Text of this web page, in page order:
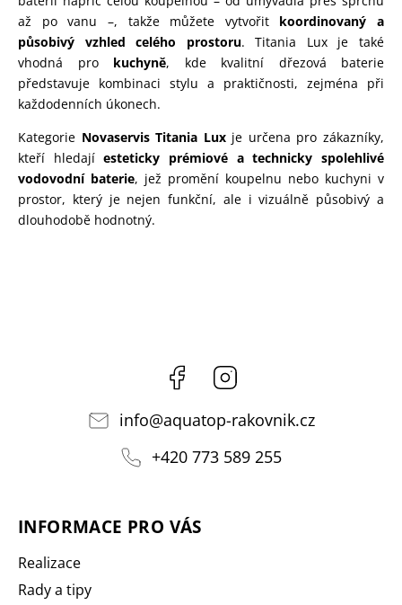
až po vanu –, takže můžete vytvořit koordinovaný a
působivý vzhled celého prostoru. Titania Lux je také
vhodná pro kuchyně, kde kvalitní dřezová baterie
představuje kombinaci stylu a praktičnosti, zejména při
každodenních úkonech.
Kategorie Novaservis Titania Luxje určena pro zákazníky,
kteří hledajíesteticky prémiové a technicky spolehlivé
vodovodní baterie, jež promění koupelnu nebo kuchyni v
prostor, který je nejen funkční, ale i vizuálně působivý a
dlouhodobě hodnotný.
Facebook
info@aquatop-rakovnik.cz
+420 773 589 255
INFORMACE PRO VÁS
Realizace
Rady a tipy